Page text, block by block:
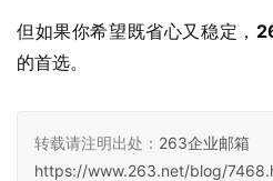
但如果你希望既省心又稳定，
的首选。
转载请注明出处： 263企业邮箱
https://www.263.net/blog/